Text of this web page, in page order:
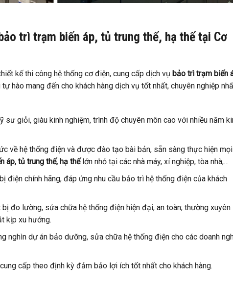
trì trạm biến áp, tủ trung thế, hạ thế tại Cơ
kế thi công hệ thống cơ điện, cung cấp dịch vụ bảo trì trạm biến
hào mang đến cho khách hàng dịch vụ tốt nhất, chuyên nghiệp
giỏi, giàu kinh nghiệm, trình độ chuyên môn cao với nhiều năm
về hệ thống điện và được đào tạo bài bản, sẵn sàng thực hiện
áp, tủ trung thế, hạ thếlớn nhỏ tại các nhà máy, xí nghiệp, tòa nhà,…
điện chính hãng, đáp ứng nhu cầu bảo trì hệ thống điện của khách
đo lường, sửa chữa hệ thống điện hiện đại, an toàn; thường xuyên
kịp xu hướng.
nghìn dự án bảo dưỡng, sửa chữa hệ thống điện cho các doanh
cấp theo định kỳ đảm bảo lợi ích tốt nhất cho khách hàng.